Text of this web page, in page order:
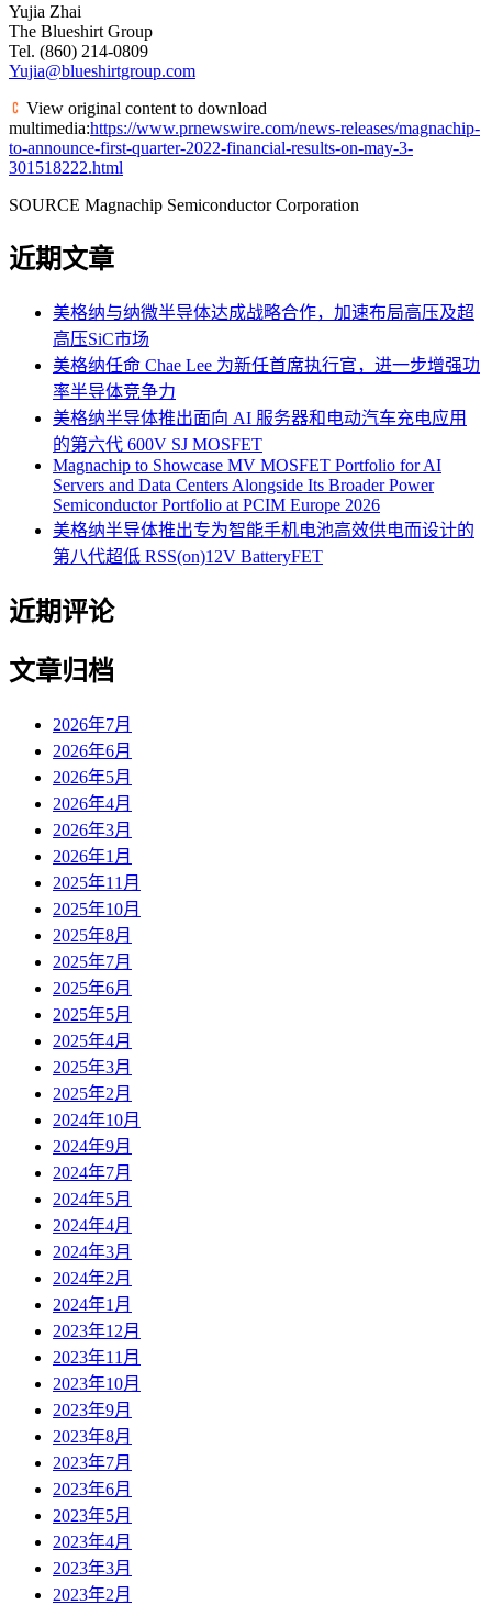
Yujia Zhai
The Blueshirt Group
Tel. (860) 214-0809
Yujia@blueshirtgroup.com
View original content to download
multimedia:https://www.prnewswire.com/news-releases/magnachip-
to-announce-first-quarter-2022-financial-results-on-may-3-
301518222.html
SOURCE Magnachip Semiconductor Corporation
近期文章
美格纳与纳微半导体达成战略合作，加速布局高压及超
高压SiC市场
美格纳任命 Chae Lee 为新任首席执行官，进一步增强功
率半导体竞争力
美格纳半导体推出面向 AI 服务器和电动汽车充电应用
的第六代 600V SJ MOSFET
Magnachip to Showcase MV MOSFET Portfolio for AI
Servers and Data Centers Alongside Its Broader Power
Semiconductor Portfolio at PCIM Europe 2026
美格纳半导体推出专为智能手机电池高效供电而设计的
第八代超低 RSS(on)12V BatteryFET
近期评论
文章归档
2026年7月
2026年6月
2026年5月
2026年4月
2026年3月
2026年1月
2025年11月
2025年10月
2025年8月
2025年7月
2025年6月
2025年5月
2025年4月
2025年3月
2025年2月
2024年10月
2024年9月
2024年7月
2024年5月
2024年4月
2024年3月
2024年2月
2024年1月
2023年12月
2023年11月
2023年10月
2023年9月
2023年8月
2023年7月
2023年6月
2023年5月
2023年4月
2023年3月
2023年2月